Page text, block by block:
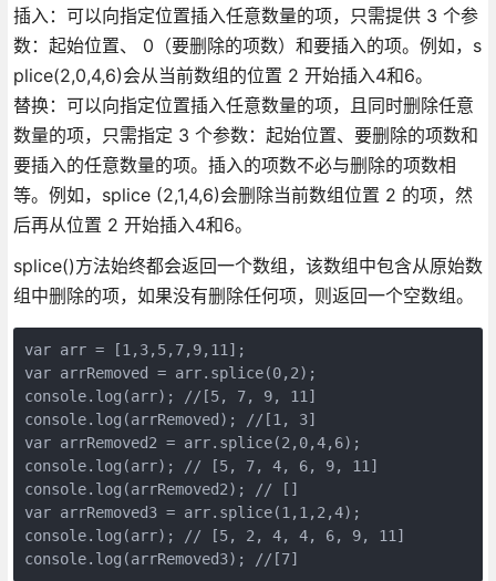
插入：可以向指定位置插入任意数量的项，只需提供 3 个参
数：起始位置、 0（要删除的项数）和要插入的项。例如，s
plice(2,0,4,6)会从当前数组的位置 2 开始插入4和6。
替换：可以向指定位置插入任意数量的项，且同时删除任意
数量的项，只需指定 3 个参数：起始位置、要删除的项数和
要插入的任意数量的项。插入的项数不必与删除的项数相
等。例如，splice (2,1,4,6)会删除当前数组位置 2 的项，然
后再从位置 2 开始插入4和6。
splice()方法始终都会返回一个数组，该数组中包含从原始数
组中删除的项，如果没有删除任何项，则返回一个空数组。
var arr = [1,3,5,7,9,11];
var arrRemoved = arr.splice(0,2);
console.log(arr); //[5, 7, 9, 11]
console.log(arrRemoved); //[1, 3]
var arrRemoved2 = arr.splice(2,0,4,6);
console.log(arr); // [5, 7, 4, 6, 9, 11]
console.log(arrRemoved2); // []
var arrRemoved3 = arr.splice(1,1,2,4);
console.log(arr); // [5, 2, 4, 4, 6, 9, 11]
console.log(arrRemoved3); //[7]